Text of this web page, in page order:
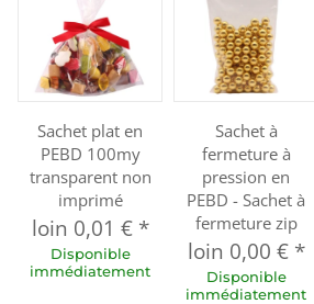
Sachet plat en
PEBD 100my
transparent non
imprimé
loin 0,01 € *
Disponible
immédiatement
Sachet à
fermeture à
pression en
PEBD - Sachet à
fermeture zip
loin 0,00 € *
Disponible
immédiatement